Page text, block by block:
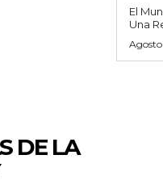
DE LA
El
Una